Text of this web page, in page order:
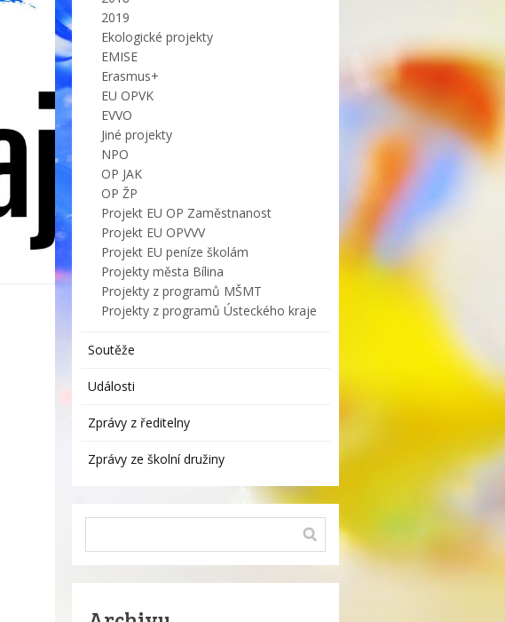
2019
Ekologické projekty
EMISE
Erasmus+
EU OPVK
EVVO
Jiné projekty
NPO
OP JAK
OP ŽP
Projekt EU OP Zaměstnanost
Projekt EU OPVVV
Projekt EU peníze školám
Projekty města Bílina
Projekty z programů MŠMT
Projekty z programů Ústeckého kraje
Soutěže
Události
Zprávy z ředitelny
Zprávy ze školní družiny